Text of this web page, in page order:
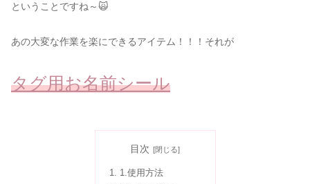
ということですね～🙀
あの大変な作業を楽にできるアイテム！！！それが
タグ用お名前シール
目次
1.使用方法